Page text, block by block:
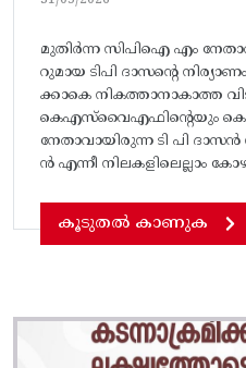
മുതിർന്ന സിപിഐ എം
റുമായ ടിപി ദാസന്റെ
ക്കാകെ നികത്താനാകാത്ത
കെഎസ്‌വൈഎഫിന്റെയും
നേതാവായിരുന്ന ടി പി
ൻ എന്നീ നിലകളിലെല്ലാം
കൂടുതൽ കാണുക